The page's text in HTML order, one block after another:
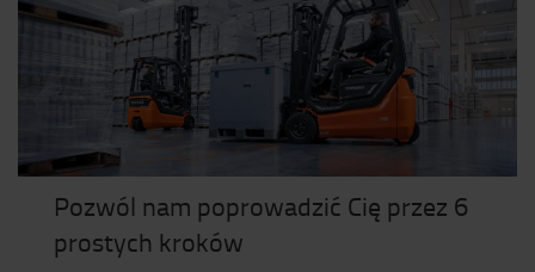
Pozwól nam poprowadzić Cię przez 6
prostych kroków